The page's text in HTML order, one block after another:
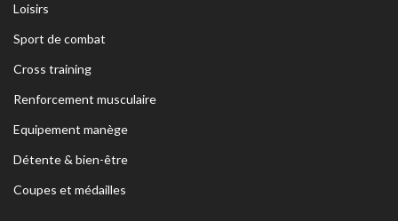
Loisirs
Sport de combat
Cross training
Renforcement musculaire
Equipement manège
Détente & bien-être
Coupes et médailles